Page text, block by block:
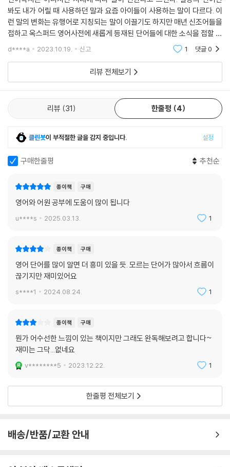
펼쳐진다.
예를 들어 청바지(jean)에 대한 이야기를 하면서, 청바지의 탄생에 엮여
있는 남유럽의 두 도시 이야기를 꺼내고, 그중 이탈리아의 도시 제노바에
서 jean이라는 단어가 유래했다는 이야기까지는 아직 큰길 한가운데이지
만, 저자는 여기서 제노바라는 도시에 대한 샛길로 우리를 안내한다.
발한 배가 시칠리아에 페스트를 옮겼고, 그 후 흑사병이 유럽 전역으로 퍼
졌다는 이야기로 역사적 교양이 쌓이고 나면, 이제 이탈리아에서는 병의
잠복기를 감안해 외부에서 입항한 배를 앞바다에 40일간 기다리게 했다
는 사실 또한 알게 되기에 이른다. 이 샛길의 끝에서 만날 수 있는 단어는
‘격리’를 뜻하는 영단어 quarantine이다. 이탈리아어로 숫자 40이 quar
anta이며, 프랑스에서는 바다에서 상륙을 기다리는 그 기간을 quarantai
한 ‘격리’를 뜻하게 되었다는 것이다.
이런 샛길이 속속들이 그려진 『수상한 단어들의 지도』는 그 어떤 어원을
것이다.
봐도 내가 어릴 때 사용하던 말과 요즘 아이들이 사용하는 말이 다르다. 이
런 말의 변화는 유행어로 지칭되는 말이 이끌기도 하지만 매년 신조어들을
접하고 옥스퍼드 영어사전에 새롭게 등재된 단어들에 대한 소식을 접할 때
면 언어(단어)는 끊임없이 변화하고 있음을 느낀다. 특정 단어를 사용하는
d****a 2023.10.19. 신고 1 댓글0
리뷰 전체보기
리뷰 31 한줄평 4
클린봇이 부적절한 글을 감지 중입니다. 설정
구매한줄평 추천순
종이책 구매
영어와 어원 공부에 도움이 많이 됩니다
u****s 2025.03.13. 1
종이책 구매
영어 단어를 많이 알면 더 흥미 있을 듯. 모르는 단어가 많아서 흐름이
끊기지만 재미있어요
s****1 2024.08.24. 1
종이책 구매
뭔가 어수선한 느낌이 있는 책이지만 그래도 완독해보려고 합니다~
재미는 그닥...없네요
v********5 2023.12.22. 1
한줄평 전체보기
배송/반품/교환 안내